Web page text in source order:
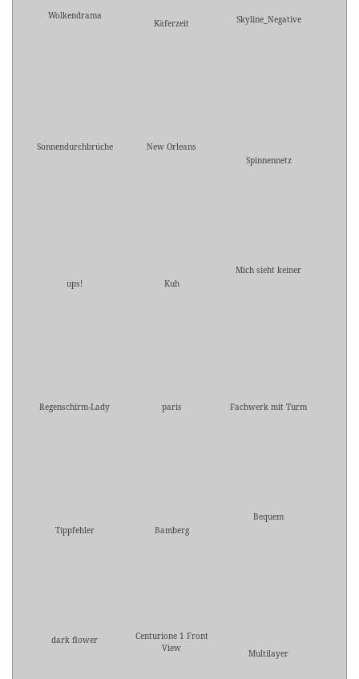
Wolkendrama
Käferzeit Skyline_Negative
Sonnendurchbrüche
New Orleans
Spinnennetz
ups! Kuh
Mich sieht keiner
Regenschirm-Lady paris Fachwerk mit Turm
Tippfehler Bamberg
Bequem
dark flower
Centurione 1 Front
View
Multilayer